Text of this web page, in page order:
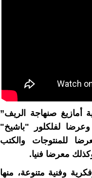
أمازيغ صنهاجة الريف”
لفلكلور "باشيخ"
للمنتوجات والكتب
معرضا فنيا.
وفنية متنوعة، منها